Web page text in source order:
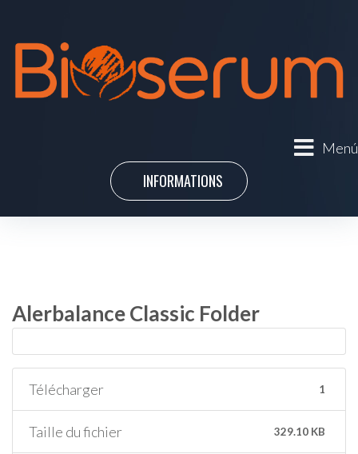
Menú
INFORMATIONS
Alerbalance Classic Folder
Télécharger 1
Taille du fichier 329.10 KB